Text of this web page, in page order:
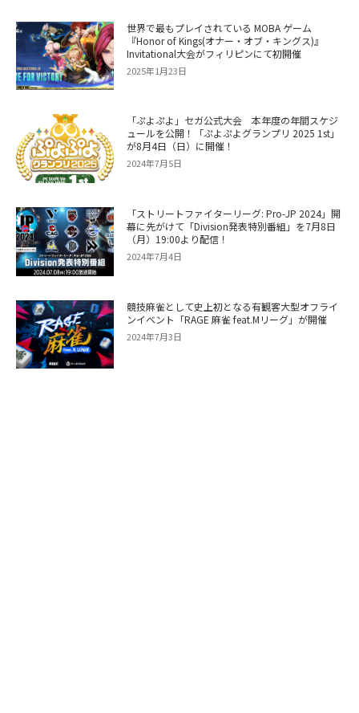
世界で最もプレイされている MOBA ゲーム
『Honor of Kings(オナー・オブ・キングス)』
Invitational大会がフィリピンにて初開催
2025年1月23日
「ぷよぷよ」セガ公式大会 本年度の年間スケジ
ュールを公開！「ぷよぷよグランプリ 2025 1st」
が8月4日（日）に開催！
2024年7月5日
「ストリートファイターリーグ: Pro-JP 2024」開
幕に先がけて「Division発表特別番組」を7月8日
（月）19:00より配信！
2024年7月4日
競技麻雀として史上初となる有観客大型オフライ
ンイベント「RAGE 麻雀 feat.Mリーグ」が開催
2024年7月3日